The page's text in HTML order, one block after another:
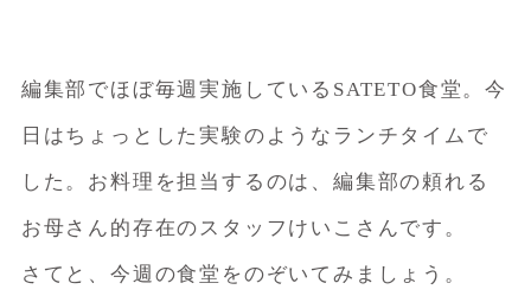
編集部でほぼ毎週実施しているSATETO食堂。今
日はちょっとした実験のようなランチタイムで
した。お料理を担当するのは、編集部の頼れる
お母さん的存在のスタッフけいこさんです。
さてと、今週の食堂をのぞいてみましょう。